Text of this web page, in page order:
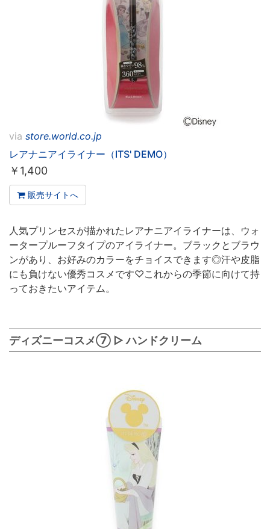
via store.world.co.jp
レアナニアイライナー（ITS' DEMO）
￥ 1,400
販売サイトへ
人気プリンセスが描かれたレアナニアイライナーは、ウォ
ータープルーフタイプのアイライナー。ブラックとブラウ
ンがあり、お好みのカラーをチョイスできます◎汗や皮脂
にも負けない優秀コスメです♡これからの季節に向けて持
っておきたいアイテム。
ディズニーコスメ⑦ ▷ ハンドクリーム